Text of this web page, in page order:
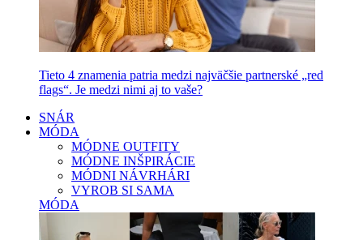
Tieto 4 znamenia patria medzi najväčšie partnerské „red
flags“. Je medzi nimi aj to vaše?
SNÁR
MÓDA
MÓDNE OUTFITY
MÓDNE INŠPIRÁCIE
MÓDNI NÁVRHÁRI
VYROB SI SAMA
MÓDA